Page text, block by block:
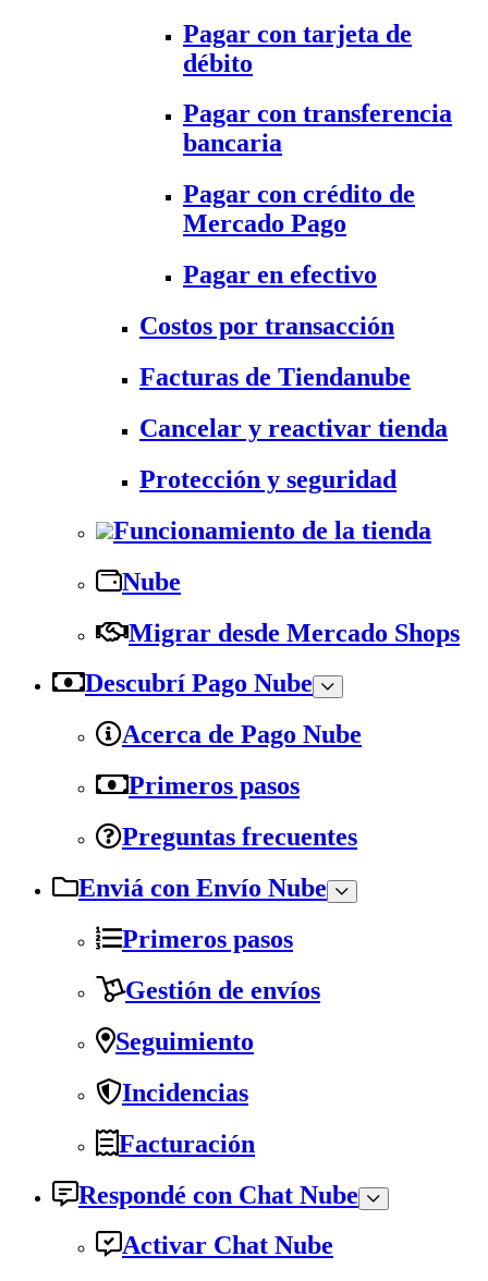
Pagar con tarjeta de
débito
Pagar con transferencia
bancaria
Pagar con crédito de
Mercado Pago
Pagar en efectivo
Costos por transacción
Facturas de Tiendanube
Cancelar y reactivar tienda
Protección y seguridad
Funcionamiento de la tienda
Nube
Migrar desde Mercado Shops
Descubrí Pago Nube
Acerca de Pago Nube
Primeros pasos
Preguntas frecuentes
Enviá con Envío Nube
Primeros pasos
Gestión de envíos
Seguimiento
Incidencias
Facturación
Respondé con Chat Nube
Activar Chat Nube